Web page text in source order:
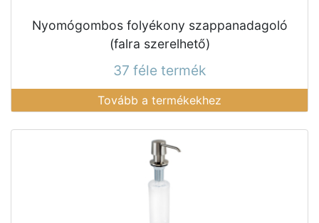
Nyomógombos folyékony szappanadagoló
(falra szerelhető)
37 féle termék
Tovább a termékekhez